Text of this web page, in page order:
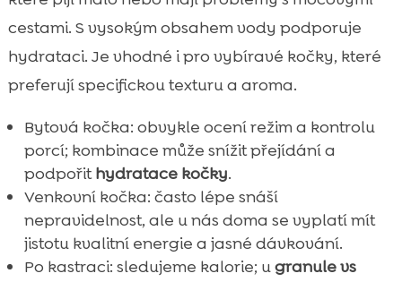
cestami. S vysokým obsahem vody podporuje
hydrataci. Je vhodné i pro vybíravé kočky, které
preferují specifickou texturu a aroma.
Bytová kočka: obvykle ocení režim a kontrolu
porcí; kombinace může snížit přejídání a
podpořithydratace kočky.
Venkovní kočka: často lépe snáší
nepravidelnost, ale u nás doma se vyplatí mít
jistotu kvalitní energie a jasné dávkování.
Po kastraci: sledujeme kalorie; ugranule vs